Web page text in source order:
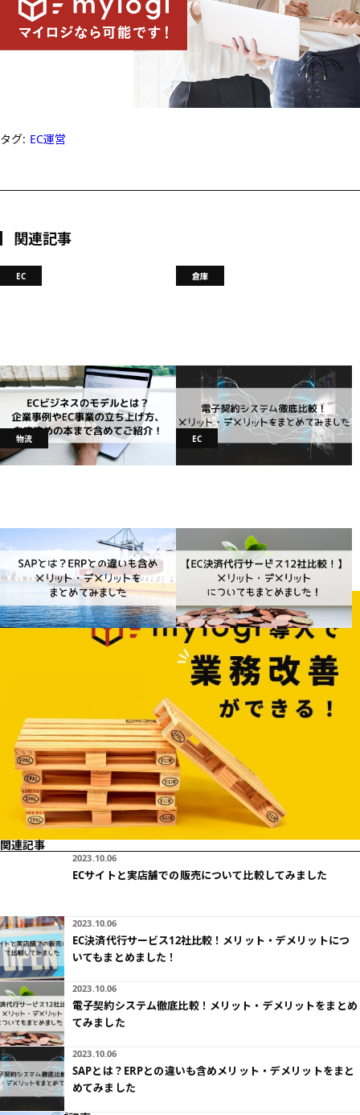
タグ: EC運営
関連記事
EC
ECビジネスのモデルとは？ECの基礎
知識やECビジネスの立ち上げ方まで
ご紹介！
2023.10.06 EC運営
倉庫
電子契約システム徹底比較！メリッ
ト・デメリットをまとめてみました
2023.10.06 EC運営
物流
SAPとは？ERPとの違いも含めメリ
ット・デメリットをまとめてみまし
た
2023.10.06 EC運営
EC
EC決済代行サービス12社比較！メリ
ット・デメリットについてもまとめ
ました！
2023.10.06 EC運営
関連記事
2023.10.06
ECサイトと実店舗での販売について比較してみました
2023.10.06
EC決済代行サービス12社比較！メリット・デメリットにつ
いてもまとめました！
2023.10.06
電子契約システム徹底比較！メリット・デメリットをまとめ
てみました
2023.10.06
SAPとは？ERPとの違いも含めメリット・デメリットをまと
めてみました